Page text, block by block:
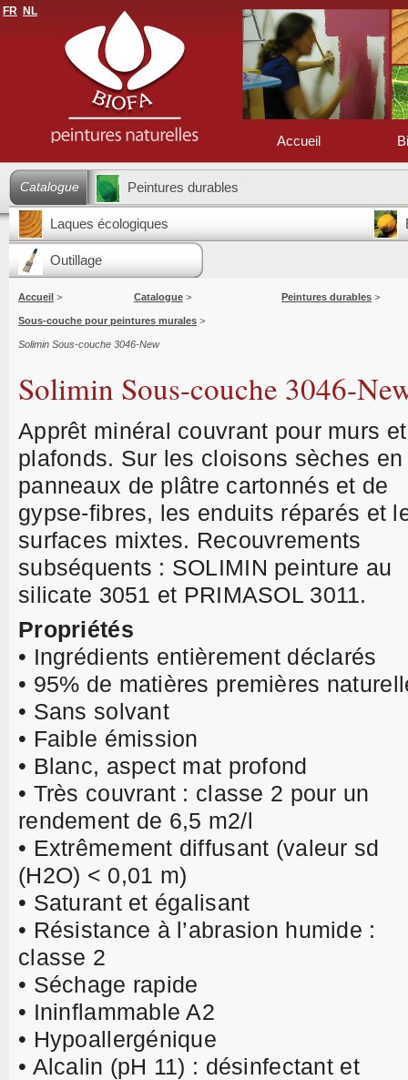
FR NL
Accueil
Catalogue Peintures durables
Laques écologiques
Outillage
Accueil > Catalogue > Peintures durables >
Sous-couche pour peintures murales >
Solimin Sous-couche 3046-New
Solimin Sous-couche 3046-
Apprêt minéral couvrant pour murs et
plafonds. Sur les cloisons sèches en
panneaux de plâtre cartonnés et de
gypse-fibres, les enduits réparés et
surfaces mixtes. Recouvrements
subséquents : SOLIMIN peinture au
silicate 3051 et PRIMASOL 3011.
Propriétés
• Ingrédients entièrement déclarés
• 95% de matières premières
• Sans solvant
• Faible émission
• Blanc, aspect mat profond
• Très couvrant : classe 2 pour un
rendement de 6,5 m2/l
• Extrêmement diffusant (valeur sd
(H2O) < 0,01 m)
• Saturant et égalisant
• Résistance à l’abrasion humide :
classe 2
• Séchage rapide
• Ininflammable A2
• Hypoallergénique
• Alcalin (pH 11) : désinfectant et